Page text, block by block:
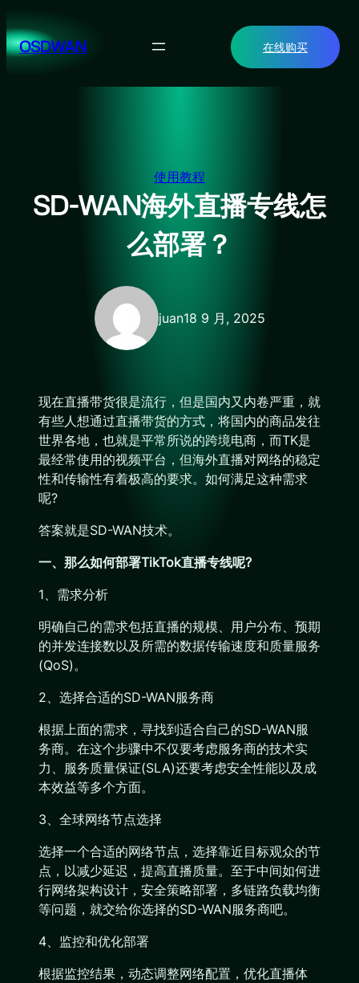
至
内OSDWAN 在线购买
使用教程
SD-WAN海外直播专线怎
么部署？
juan18 9 月, 2025
现在直播带货很是流行，但是国内又内卷严重，就
有些人想通过直播带货的方式，将国内的商品发往
世界各地，也就是平常所说的跨境电商，而TK是
最经常使用的视频平台，但海外直播对网络的稳定
性和传输性有着极高的要求。如何满足这种需求
呢?
答案就是SD-WAN技术。
一、那么如何部署TikTok直播专线呢?
1、需求分析
明确自己的需求包括直播的规模、用户分布、预期
的并发连接数以及所需的数据传输速度和质量服务
(QoS)。
2、选择合适的SD-WAN服务商
根据上面的需求，寻找到适合自己的SD-WAN服
务商。在这个步骤中不仅要考虑服务商的技术实
力、服务质量保证(SLA)还要考虑安全性能以及成
本效益等多个方面。
3、全球网络节点选择
选择一个合适的网络节点，选择靠近目标观众的节
点，以减少延迟，提高直播质量。至于中间如何进
行网络架构设计，安全策略部署，多链路负载均衡
等问题，就交给你选择的SD-WAN服务商吧。
4、监控和优化部署
根据监控结果，动态调整网络配置，优化直播体